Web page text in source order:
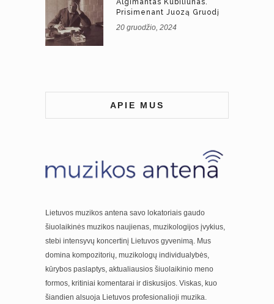
Prisimenant Juozą Gruodį
20 gruodžio, 2024
APIE MUS
Lietuvos muzikos antena savo lokatoriais gaudo
šiuolaikinės muzikos naujienas, muzikologijos įvykius,
stebi intensyvų koncertinį Lietuvos gyvenimą. Mus
domina kompozitorių, muzikologų individualybės,
kūrybos paslaptys, aktualiausios šiuolaikinio meno
formos, kritiniai komentarai ir diskusijos. Viskas, kuo
šiandien alsuoja Lietuvos profesionalioji muzika.